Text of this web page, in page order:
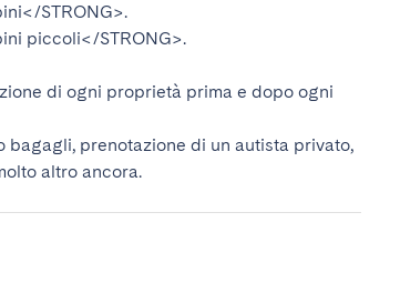
STRONG>.
piccoli</STRONG>.
di ogni proprietà prima e dopo ogni
bagagli, prenotazione di un autista privato,
altro ancora.